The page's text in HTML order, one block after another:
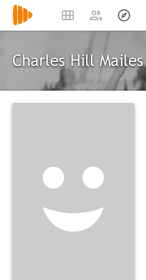
Charles Hill Mailes